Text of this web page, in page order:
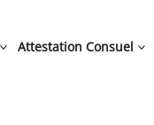
Attestation Consuel